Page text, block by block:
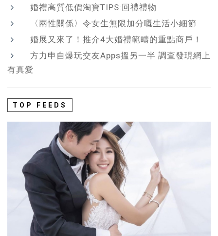
婚禮高質低價淘寶TIPS:回禮禮物
〈兩性關係〉令女生無限加分嘅生活小細節
婚展又來了！推介4大婚禮範疇的重點商戶！
方力申自爆玩交友Apps搵另一半 調查發現網上
有真愛
TOP FEEDS